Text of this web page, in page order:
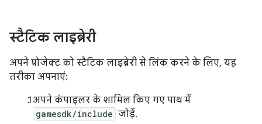
स्टैटिक लाइब्रेरी
अपने प्रोजेक्ट को स्टैटिक लाइब्रेरी से लिंक करने के लिए, यह
तरीका अपनाएं:
अपने कंपाइलर के शामिल किए गए पाथ में
gamesdk/include जोड़ें.